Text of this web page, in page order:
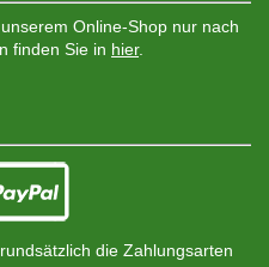
Online-Shop nur nach
finden Sie in hier.
die Zahlungsarten